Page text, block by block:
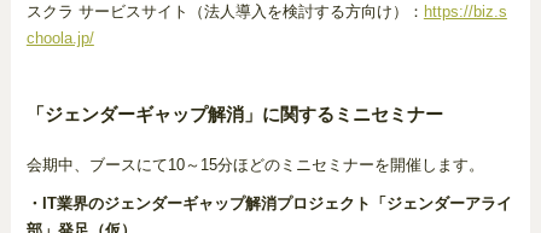
スクラ サービスサイト（法人導入を検討する方向け）： https://biz.s
choola.jp/
「ジェンダーギャップ解消」に関するミニセミナー
会期中、ブースにて10～15分ほどのミニセミナーを開催します。
・IT業界のジェンダーギャップ解消プロジェクト「ジェンダーアライ